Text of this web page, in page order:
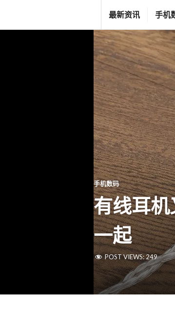
内
G
F
C
L
I
F
E
S
T
Y
L
E
最新资讯 手机
手机数码
有线耳
一起
POST VIEWS:249